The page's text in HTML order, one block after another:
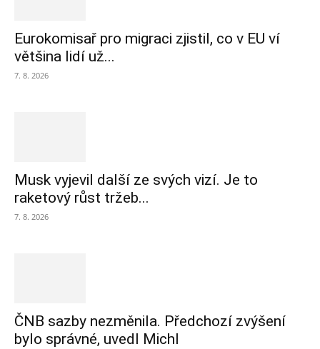
Eurokomisař pro migraci zjistil, co v EU ví
většina lidí už...
7. 8. 2026
Musk vyjevil další ze svých vizí. Je to
raketový růst tržeb...
7. 8. 2026
ČNB sazby nezměnila. Předchozí zvýšení
bylo správné, uvedl Michl